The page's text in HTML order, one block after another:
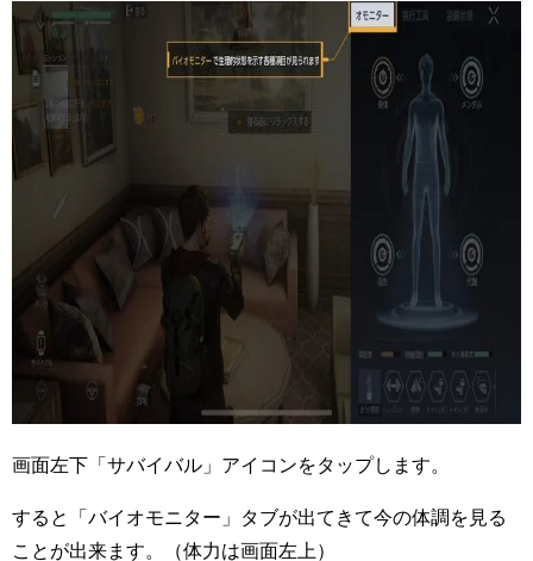
画面左下「サバイバル」アイコンをタップします。
すると「バイオモニター」タブが出てきて今の体調を見る
ことが出来ます。（体力は画面左上）